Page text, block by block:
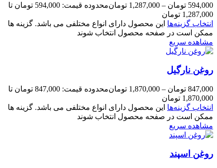
594,000 تومان –
1,287,000 تومان
محدوده قیمت: 594,000 تومان تا
1,287,000 تومان
انتخاب گزینه‌ها این محصول دارای انواع مختلفی می باشد. گزینه ها
ممکن است در صفحه محصول انتخاب شوند
مشاهده سریع
روغن نارگیل
847,000 تومان –
1,870,000 تومان
محدوده قیمت: 847,000 تومان تا
1,870,000 تومان
انتخاب گزینه‌ها این محصول دارای انواع مختلفی می باشد. گزینه ها
ممکن است در صفحه محصول انتخاب شوند
مشاهده سریع
روغن اسپند